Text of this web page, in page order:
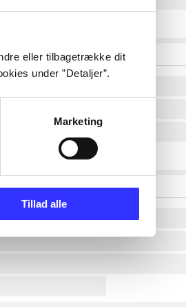
eller tilbagetrække dit
under ”Detaljer”.
Marketing
Tillad alle